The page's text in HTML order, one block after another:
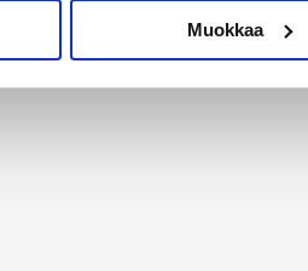
käsitellään ja miten voit
sisällön ja mainosten
Lisäksi jaamme sosiaalisen
käytät sivustoamme.
kun olet käyttänyt heidän
Muokkaa